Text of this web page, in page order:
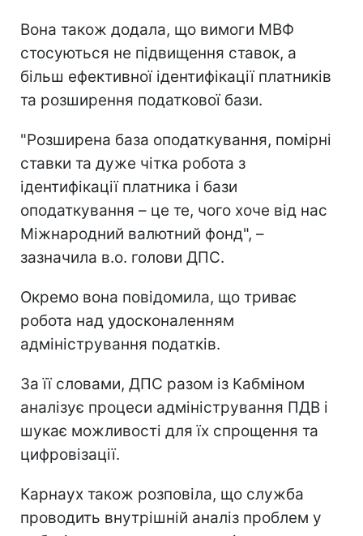
Вона також додала, що вимоги МВФ
стосуються не підвищення ставок, а
більш ефективної ідентифікації платників
та розширення податкової бази.
"Розширена база оподаткування, помірні
ставки та дуже чітка робота з
ідентифікації платника і бази
оподаткування – це те, чого хоче від нас
Міжнародний валютний фонд", –
зазначила в.о. голови ДПС.
Окремо вона повідомила, що триває
робота над удосконаленням
адміністрування податків.
За її словами, ДПС разом із Кабміном
аналізує процеси адміністрування ПДВ і
шукає можливості для їх спрощення та
цифровізації.
Карнаух також розповіла, що служба
проводить внутрішній аналіз проблем у